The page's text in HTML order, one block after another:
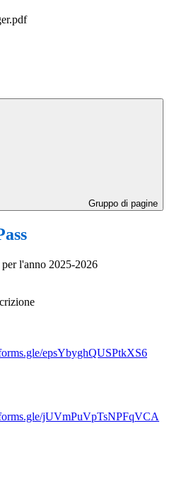
Gruppo di pagine
l'anno 2025-2026
epsYbyghQUSPtkXS6
jUVmPuVpTsNPFqVCA